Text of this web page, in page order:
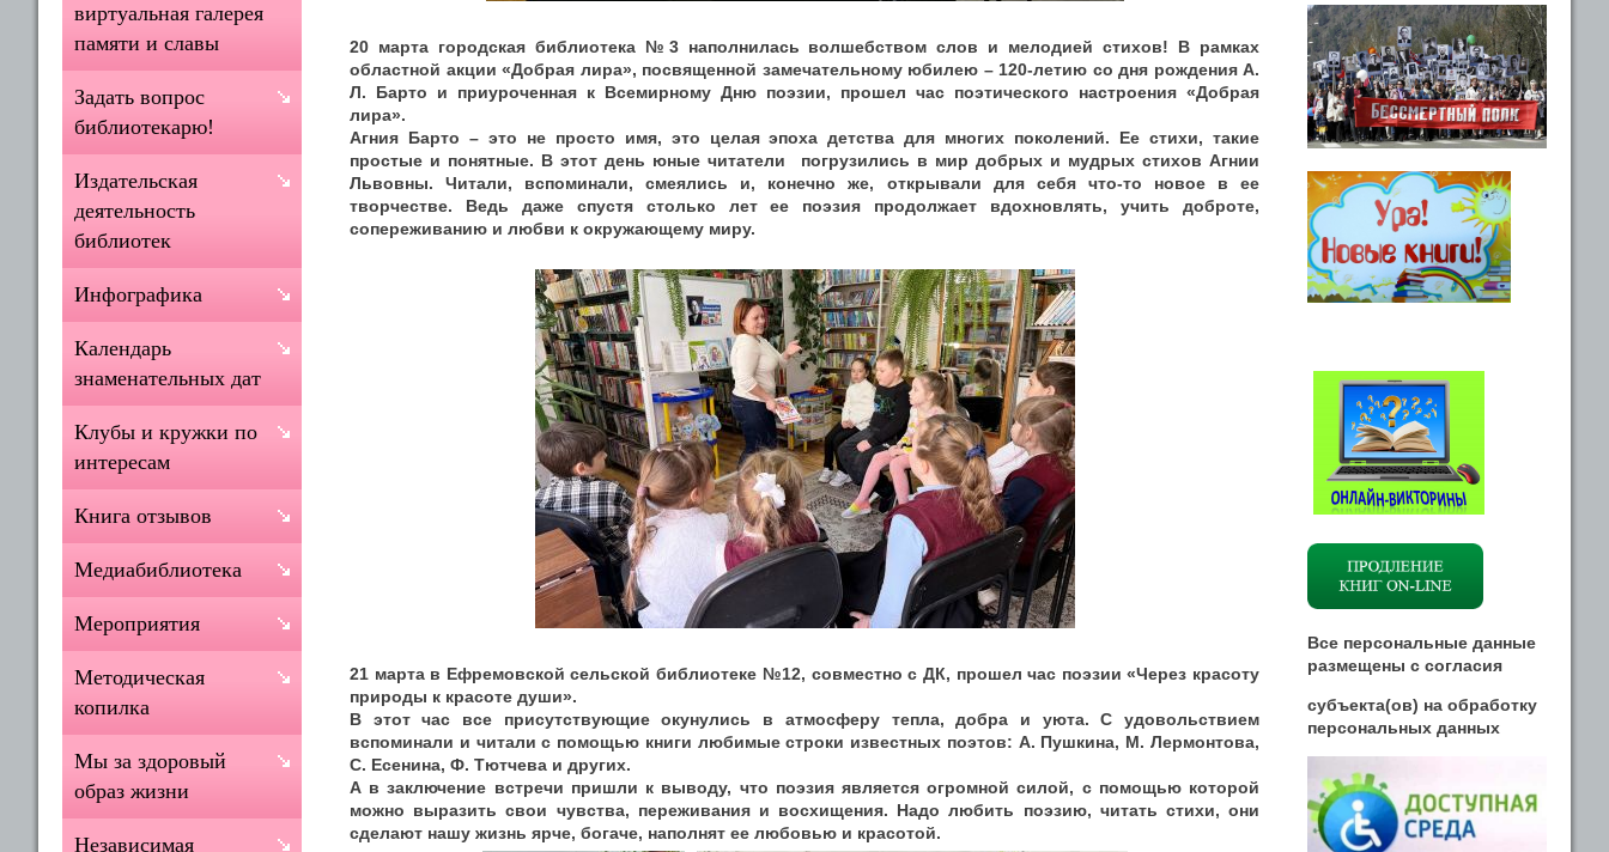
20 марта городская библиотека №3 наполнилась волшебством слов и мелодией стихов! В рамках
областной акции «Добрая лира», посвященной замечательному юбилею – 120-летию со дня рождения А.
Л. Барто и приуроченная к Всемирному Дню поэзии, прошел час поэтического настроения «Добрая
лира».
Агния Барто – это не просто имя, это целая эпоха детства для многих поколений. Ее стихи, такие
простые и понятные. В этот день юные читатели погрузились в мир добрых и мудрых стихов Агнии
Львовны. Читали, вспоминали, смеялись и, конечно же, открывали для себя что-то новое в ее
творчестве. Ведь даже спустя столько лет ее поэзия продолжает вдохновлять, учить доброте,
сопереживанию и любви к окружающему миру.
21 марта в Ефремовской сельской библиотеке №12, совместно с ДК, прошел час поэзии «Через красоту
природы к красоте души».
В этот час все присутствующие окунулись в атмосферу тепла, добра и уюта. С удовольствием
вспоминали и читали с помощью книги любимые строки известных поэтов: А. Пушкина, М. Лермонтова,
С. Есенина, Ф. Тютчева и других.
А в заключение встречи пришли к выводу, что поэзия является огромной силой, с помощью которой
можно выразить свои чувства, переживания и восхищения. Надо любить поэзию, читать стихи, они
сделают нашу жизнь ярче, богаче, наполнят ее любовью и красотой.
виртуальная галерея
памяти и славы
Задать вопрос
библиотекарю!
Издательская
деятельность
библиотек
Инфографика
Календарь
знаменательных дат
Клубы и кружки по
интересам
Книга отзывов
Медиабиблиотека
Мероприятия
Методическая
копилка
Мы за здоровый
образ жизни
Независимая
Все персональные данные
размещены с согласия
субъекта(ов) на обработку
персональных данных